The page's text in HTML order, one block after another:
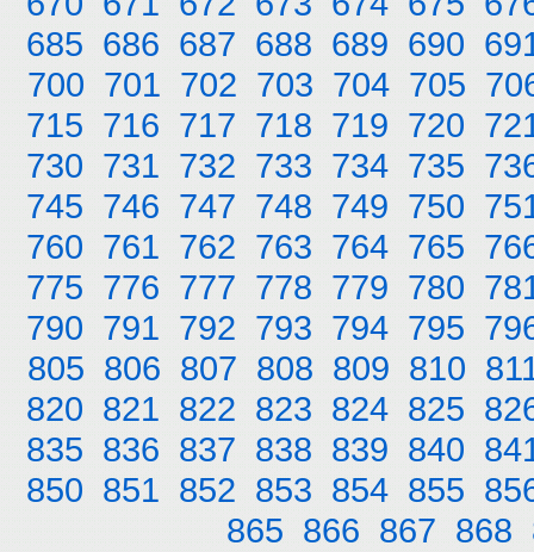
685 686 687 688 689 690
700 701 702 703 704 705
715 716 717 718 719 720
730 731 732 733 734 735
745 746 747 748 749 750
760 761 762 763 764 765
775 776 777 778 779 780
790 791 792 793 794 795
805 806 807 808 809 810
820 821 822 823 824 825
835 836 837 838 839 840
850 851 852 853 854 855
865 866 867 868